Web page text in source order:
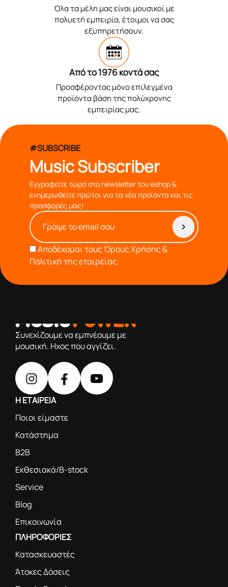
Όλα τα μέλη μας είναι μουσικοί με
πολυετή εμπειρία, έτοιμοι να σας
εξυπηρετήσουν.
Από το 1976 κοντά σας
Προσφέροντας μόνο επιλεγμένα
προϊόντα βάση της πολύχρονης
εμπειρίας μας.
#SUBSCRIBE
Music Subscriber
Εγγραφείτε τώρα στο newsletter του eshop &
ενημερωθείτε πρώτοι για τα νέα προϊόντα και τις
προσφορές μας!
Αποδέχομαι τουςΌρους Χρήσης &
Πολιτική της εταιρείας.
Συνεχίζουμε να εμπνέουμε με
μουσική. Ηχος που αγγίζει.
Η ΕΤΑΙΡΕΙΑ
Ποιοι είμαστε
Κατάστημα
B2B
Εκθεσιακά/B-stock
Service
Blog
Επικοινωνία
ΠΛΗΡΟΦΟΡΙΕΣ
Κατασκευαστές
Άτοκες Δόσεις